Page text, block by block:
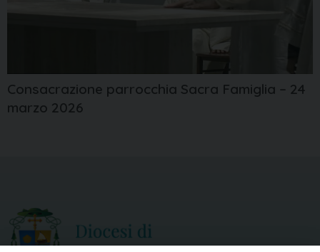
Consacrazione parrocchia Sacra Famiglia – 24
marzo 2026